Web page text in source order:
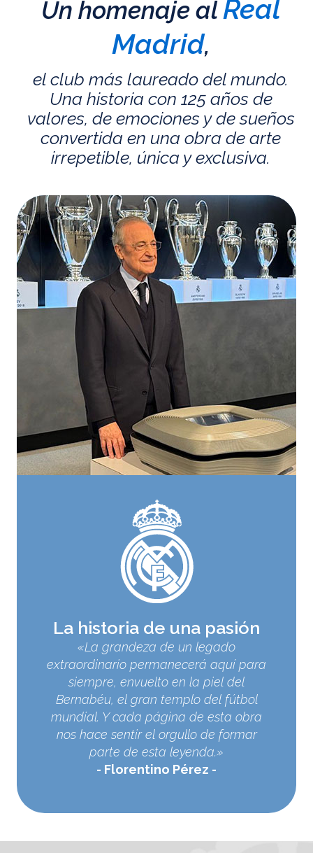
Un homenaje alReal
Madrid,
el club más laureado del mundo.
Una historia con 125 años de
valores, de emociones y de sueños
convertida en una obra de arte
irrepetible, única y exclusiva.
La historia de una pasión
«La grandeza de un legado
extraordinario permanecerá aquí para
siempre, envuelto en la piel del
Bernabéu, el gran templo del fútbol
mundial. Y cada página de esta obra
nos hace sentir el orgullo de formar
parte de esta leyenda.»
Florentino Pérez